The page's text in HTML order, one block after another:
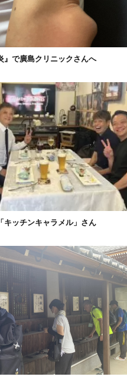
』で廣島クリニックさんへ
キッチンキャラメル」さん